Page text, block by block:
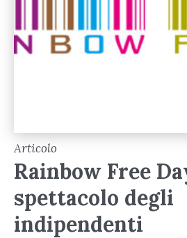
Articolo
Rainbow Free
spettacolo degli
indipendenti